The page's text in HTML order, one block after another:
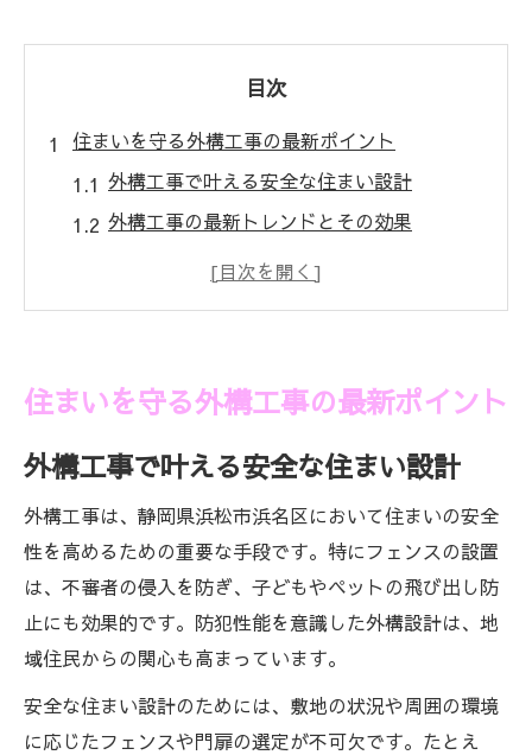
目次
住まいを守る外構工事の最新ポイント
外構工事で叶える安全な住まい設計
外構工事の最新トレンドとその効果
快適な家づくりのための外構工事知識
フェンス設置で高める安心な暮らし方
外構工事とフェンス設置の安全効果とは
フェンス設置で得られるプライバシーの確
家族を守る外構工事のフェンス選びの基準
フェンス設置で防犯性が高まる理由を解説
外構工事で安心な暮らしを手に入れる方法
静岡県浜松市浜名区で注目の外構工事術
外構工事の最新施工例とその特徴を解説
地域で選ばれる外構工事のポイントとは
住まいを守る外構工事の最新ポイント
外構工事で叶える安全な住まい設計
外構工事は、静岡県浜松市浜名区において住まいの安全
性を高めるための重要な手段です。特にフェンスの設置
は、不審者の侵入を防ぎ、子どもやペットの飛び出し防
止にも効果的です。防犯性能を意識した外構設計は、地
域住民からの関心も高まっています。
安全な住まい設計のためには、敷地の状況や周囲の環境
に応じたフェンスや門扉の選定が不可欠です。たとえ